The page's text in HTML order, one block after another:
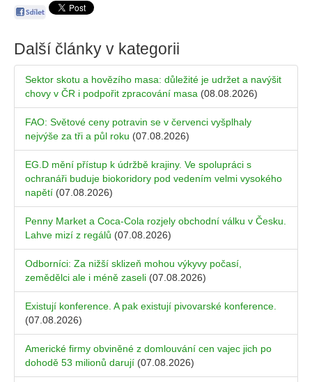
Další články v kategorii
Sektor skotu a hovězího masa: důležité je udržet a navýšit
chovy v ČR i podpořit zpracování masa (08.08.2026)
FAO: Světové ceny potravin se v červenci vyšplhaly
nejvýše za tři a půl roku (07.08.2026)
EG.D mění přístup k údržbě krajiny. Ve spolupráci s
ochranáři buduje biokoridory pod vedením velmi vysokého
napětí (07.08.2026)
Penny Market a Coca-Cola rozjely obchodní válku v Česku.
Lahve mizí z regálů (07.08.2026)
Odborníci: Za nižší sklizeň mohou výkyvy počasí,
zemědělci ale i méně zaseli (07.08.2026)
Existují konference. A pak existují pivovarské konference.
(07.08.2026)
Americké firmy obviněné z domlouvání cen vajec jich po
dohodě 53 milionů darují (07.08.2026)